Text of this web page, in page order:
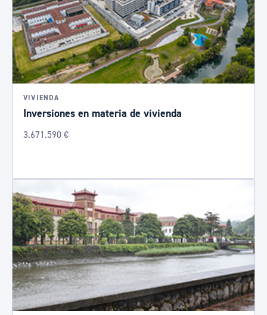
VIVIENDA
Inversiones en materia de vivienda
3.671.590 €